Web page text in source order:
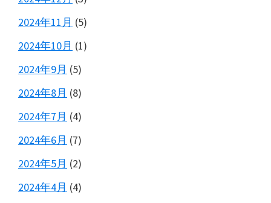
2024年11月 (5)
2024年10月 (1)
2024年9月 (5)
2024年8月 (8)
2024年7月 (4)
2024年6月 (7)
2024年5月 (2)
2024年4月 (4)